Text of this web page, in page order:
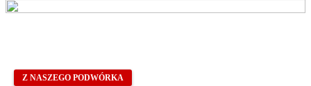
Z NASZEGO PODWÓRKA